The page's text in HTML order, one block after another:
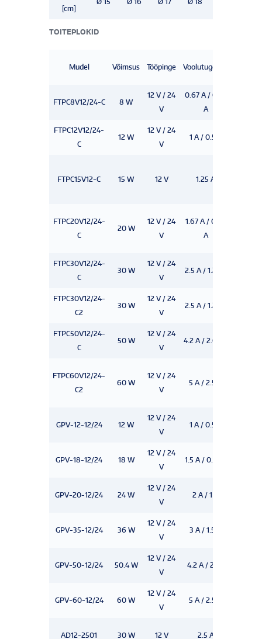
[cm]
TOITEPLOKID
Mudel Võimsus Tööpinge Voolutugevus
FTPC8V12/24-C 8 W
12 V / 24
V
0.67 A / 0.33
A
FTPC12V12/24-
C
12 W
12 V / 24
V
1 A / 0.5 A
FTPC15V12-C 15 W 12 V 1.25 A
FTPC20V12/24-
C
20 W
12 V / 24
V
1.67 A / 0.84
A
FTPC30V12/24-
C
30 W
12 V / 24
V
2.5 A / 1.25 A
FTPC30V12/24-
C2
30 W
12 V / 24
V
2.5 A / 1.25 A
FTPC50V12/24-
C
50 W
12 V / 24
V
4.2 A / 2.08 A
FTPC60V12/24-
C2
60 W
12 V / 24
V
5 A / 2.5 A
GPV-12-12/24 12 W
12 V / 24
V
1 A / 0.5 A
GPV-18-12/24 18 W
12 V / 24
V
1.5 A / 0.75 A
GPV-20-12/24 24 W
12 V / 24
V
2 A / 1 A
GPV-35-12/24 36 W
12 V / 24
V
3 A / 1.5 A
GPV-50-12/24 50.4 W
12 V / 24
V
4.2 A / 2.1 A
GPV-60-12/24 60 W
12 V / 24
V
5 A / 2.5 A
AD12-2501 30 W 12 V 2.5 A